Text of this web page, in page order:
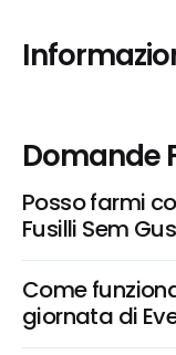
Domande
Posso farmi
Fusilli Sem
Come
giornata di